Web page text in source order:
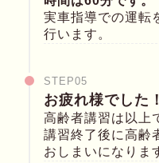
実車指導での運転
行います。
STEP05
お疲れ様でした！
高齢者講習は以上
講習終了後に高齢
おしまいになりま